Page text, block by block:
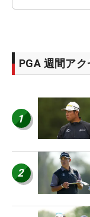
PGA 週間ア
1
2